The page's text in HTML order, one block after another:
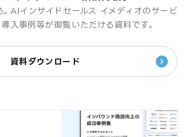
。AIインサイドセールス イメディオのサービ
導入事例等が御覧いただける資料です。
資料ダウンロード